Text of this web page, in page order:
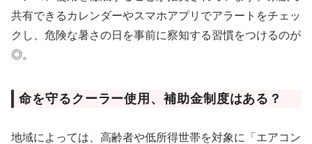
共有できるカレンダーやスマホアプリでアラートをチェッ
クし、危険な暑さの日を事前に察知する習慣をつけるのが
◎。
命を守るクーラー使用、補助金制度はある？
地域によっては、高齢者や低所得世帯を対象に「エアコン